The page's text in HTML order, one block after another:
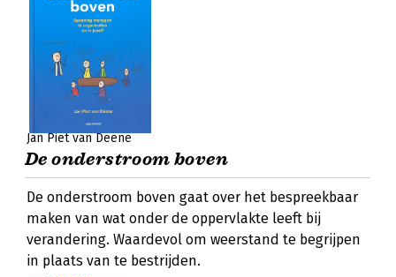
Jan Piet van Deene
De onderstroom boven
De onderstroom boven gaat over het bespreekbaar
maken van wat onder de oppervlakte leeft bij
verandering. Waardevol om weerstand te begrijpen
in plaats van te bestrijden.